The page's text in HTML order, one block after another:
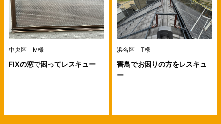
中央区 M様
FIXの窓で困ってレスキュー
浜名区 T様
害鳥でお困りの方をレスキュ
ー